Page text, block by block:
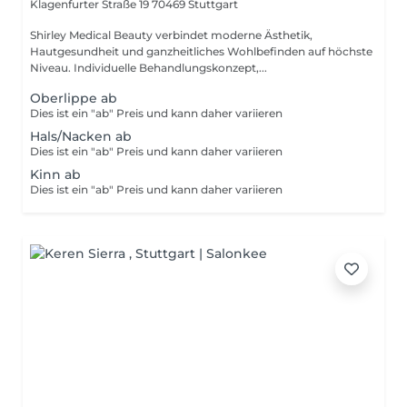
Klagenfurter Straße 19 70469 Stuttgart
Shirley Medical Beauty verbindet moderne Ästhetik,
Hautgesundheit und ganzheitliches Wohlbefinden auf höchste
Niveau. Individuelle Behandlungskonzept,...
Oberlippe ab
Dies ist ein "ab" Preis und kann daher variieren
Hals/Nacken ab
Dies ist ein "ab" Preis und kann daher variieren
Kinn ab
Dies ist ein "ab" Preis und kann daher variieren